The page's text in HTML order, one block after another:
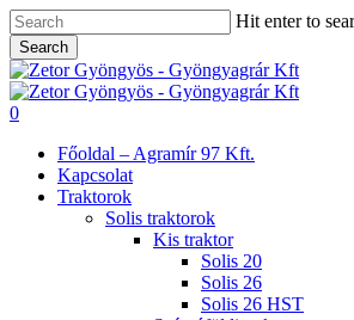
Skip
to
main
content
Hit enter to
Search
Close
Search
search
0
Főoldal – Agramír 97 Kft.
Kapcsolat
Traktorok
Solis traktorok
Kis traktor
Solis 20
Solis 26
Solis 26 HST